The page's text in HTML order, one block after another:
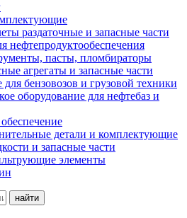
раздаточные и запасные части
нефтепродуктообеспечения
пасты, пломбираторы
агрегаты и запасные части
бензовозов и грузовой техники
оборудование для нефтебаз и
детали и комплектующие
и запасные части
элементы